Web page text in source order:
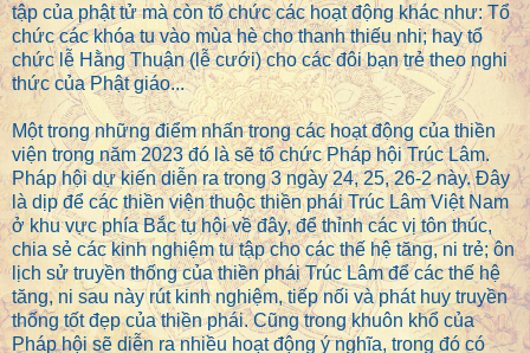
tập của phật tử mà còn tổ chức các hoạt động khác như: Tổ
chức các khóa tu vào mùa hè cho thanh thiếu nhi; hay tổ
chức lễ Hằng Thuận (lễ cưới) cho các đôi bạn trẻ theo nghi
thức của Phật giáo...
Một trong những điểm nhấn trong các hoạt động của thiền
viện trong năm 2023 đó là sẽ tổ chức Pháp hội Trúc Lâm.
Pháp hội dự kiến diễn ra trong 3 ngày 24, 25, 26-2 này. Đây
là dịp để các thiền viện thuộc thiền phái Trúc Lâm Việt Nam
ở khu vực phía Bắc tụ hội về đây, để thỉnh các vị tôn thúc,
chia sẻ các kinh nghiệm tu tập cho các thế hệ tăng, ni trẻ; ôn
lịch sử truyền thống của thiền phái Trúc Lâm để các thế hệ
tăng, ni sau này rút kinh nghiệm, tiếp nối và phát huy truyền
thống tốt đẹp của thiền phái. Cũng trong khuôn khổ của
Pháp hội sẽ diễn ra nhiều hoạt động ý nghĩa, trong đó có